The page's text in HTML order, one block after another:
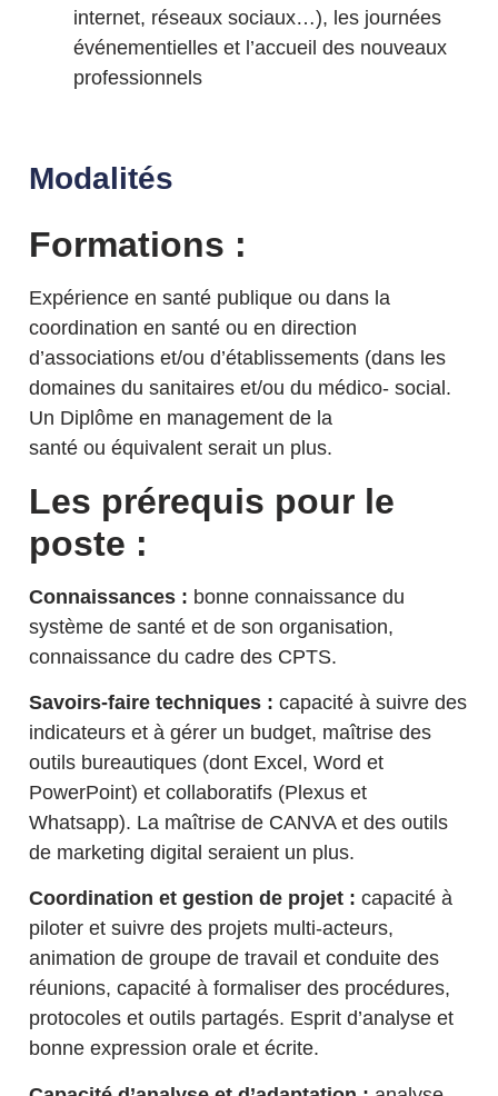
internet, réseaux sociaux…), les journées
événementielles et l’accueil des nouveaux
professionnels
Modalités
Formations :
Expérience en santé publique ou dans la
coordination en santé ou en direction
d’associations et/ou d’établissements (dans les
domaines du sanitaires et/ou du médico- social.
Un Diplôme en management de la
santé ou équivalent serait un plus.
Les prérequis pour le
poste :
Connaissances : bonne connaissance du
système de santé et de son organisation,
connaissance du cadre des CPTS.
Savoirs-faire techniques : capacité à suivre des
indicateurs et à gérer un budget, maîtrise des
outils bureautiques (dont Excel, Word et
PowerPoint) et collaboratifs (Plexus et
Whatsapp). La maîtrise de CANVA et des outils
de marketing digital seraient un plus.
Coordination et gestion de projet : capacité à
piloter et suivre des projets multi-acteurs,
animation de groupe de travail et conduite des
réunions, capacité à formaliser des procédures,
protocoles et outils partagés. Esprit d’analyse et
bonne expression orale et écrite.